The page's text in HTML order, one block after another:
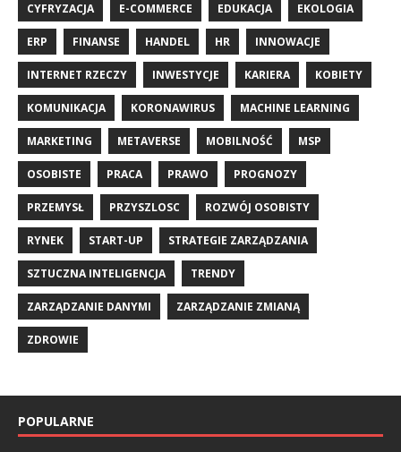
CYFRYZACJA E-COMMERCE EDUKACJA EKOLOGIA
ERP FINANSE HANDEL HR INNOWACJE
INTERNET RZECZY INWESTYCJE KARIERA KOBIETY
KOMUNIKACJA KORONAWIRUS MACHINE LEARNING
MARKETING METAVERSE MOBILNOŚĆ MSP
OSOBISTE PRACA PRAWO PROGNOZY
PRZEMYSŁ PRZYSZLOSC ROZWÓJ OSOBISTY
RYNEK START-UP STRATEGIE ZARZĄDZANIA
SZTUCZNA INTELIGENCJA TRENDY
ZARZĄDZANIE DANYMI ZARZĄDZANIE ZMIANĄ
ZDROWIE
POPULARNE